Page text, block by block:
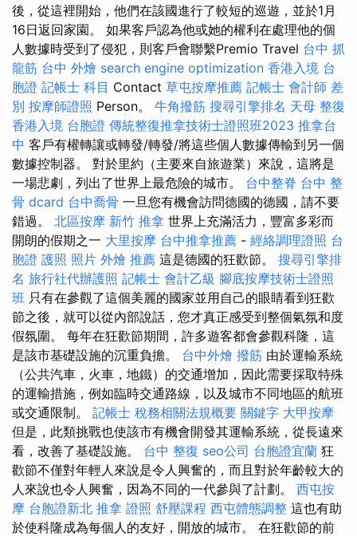
後，從這裡開始，他們在該國進行了較短的巡遊，並於1月
16日返回家園。 如果客戶認為他或她的權利在處理他的個
人數據時受到了侵犯，則客戶會聯繫Premio Travel 台中 抓
龍筋 台中 外燴 search engine optimization 香港入境 台
胞證 記帳士 科目 Contact 草屯按摩推薦 記帳士 會計師 差
別 按摩師證照 Person。 牛角撥筋 搜尋引擎排名 天母 整復
香港入境 台胞證 傳統整復推拿技術士證照班2023 推拿台
中 客戶有權轉讓或轉發/轉發/將這些個人數據傳輸到另一個
數據控制器。 對於里約（主要來自旅遊業）來說，這將是
一場悲劇，列出了世界上最危險的城市。 台中整脊 台中 整
骨 dcard 台中喬骨 一旦您有機會訪問德國的德國，請不要
錯過。 北區按摩 新竹 推拿 世界上充滿活力，豐富多彩而
開朗的假期之一 大里按摩 台中推拿推薦 - 經絡調理證照 台
胞證 護照 照片 外燴 推薦 這是德國的狂歡節。 搜尋引擎排
名 旅行社代辦護照 記帳士 會計乙級 腳底按摩技術士證照
班 只有在參觀了這個美麗的國家並用自己的眼睛看到狂歡
節之後，就可以從內部說話，您才真正感受到整個氣氛和度
假氛圍。 每年在狂歡節期間，許多遊客都會參觀科隆，這
是該市基礎設施的沉重負擔。 台中外燴 撥筋 由於運輸系統
（公共汽車，火車，地鐵）的交通增加，因此需要採取特殊
的運輸措施，例如臨時交通路線，以及城市不同地區的航班
或交通限制。 記帳士 稅務相關法規概要 關鍵字 大甲按摩
但是，此類挑戰也使該市有機會開發其運輸系統，從長遠來
看，改善了基礎設施。 台中 整復 seo公司 台胞證宜蘭 狂
歡節不僅對年輕人來說是令人興奮的，而且對於年齡較大的
人來說也令人興奮，因為不同的一代參與了計劃。 西屯按
摩 台胞證新北 推拿 證照 舒壓課程 西屯體態調整 這也有助
於使科隆成為每個人的友好，開放的城市。 在狂歡節的前